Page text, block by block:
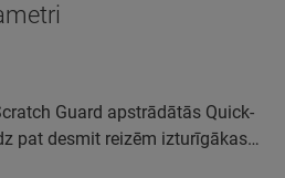
Guard apstrādātās Quick-
pat desmit reizēm izturīgākas
nekā grīdas, kas nav